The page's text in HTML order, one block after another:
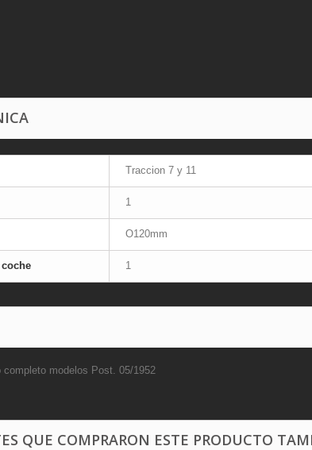
Traccion 7 y 11
1
O120mm
1
completo modelos Post. 05/1952
QUE COMPRARON ESTE PRODUCTO